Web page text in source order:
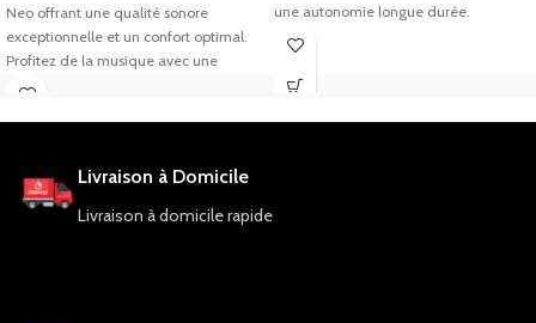
Neo offrant une qualité sonore
exceptionnelle et un confort optimal.
Profitez de la musique avec une
grande liberté de mouvement et une
une autonomie longue durée.
Livraison à Domicile
Livraison à domicile rapide